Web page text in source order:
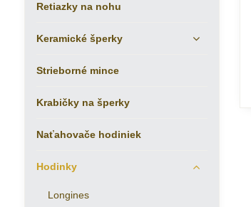
Retiazky na nohu
Keramické šperky
Strieborné mince
Krabičky na šperky
Naťahovače hodiniek
Hodinky
Longines